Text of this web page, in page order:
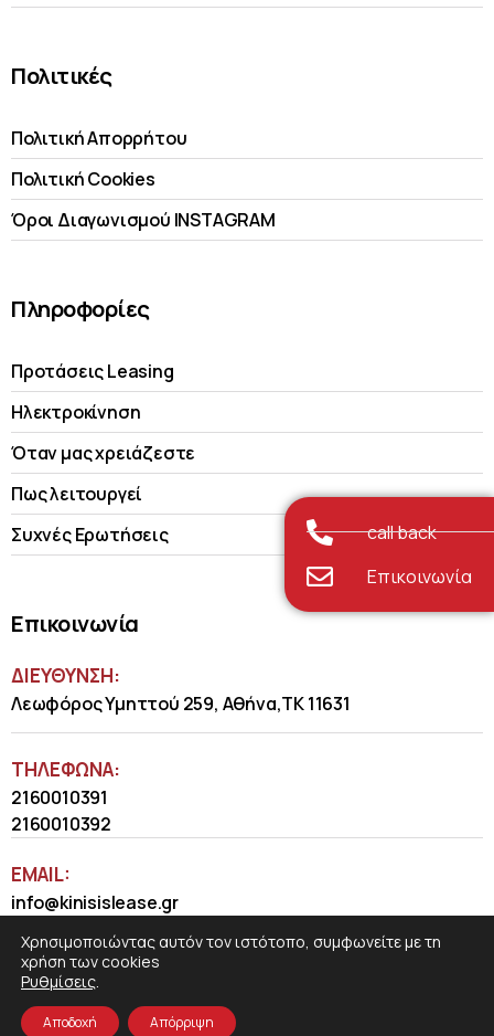
Πολιτικές
Πολιτική Απορρήτου
Πολιτική Cookies
Όροι Διαγωνισμού INSTAGRAM
Πληροφορίες
Προτάσεις Leasing
Ηλεκτροκίνηση
Όταν μας χρειάζεστε
Πως λειτουργεί
Συχνές Ερωτήσεις
Επικοινωνία
ΔΙΕΥΘΥΝΣΗ:
Λεωφόρος Υμηττού 259, Αθήνα,ΤΚ 11631
ΤΗΛΈΦΩΝΑ:
2160010391
2160010392
EMAIL:
info@kinisislease.gr
call back
Επικοινωνία
Χρησιμοποιώντας αυτόν τον ιστότοπο, συμφωνείτε με τη
χρήση των cookies
Ρυθμίσεις.
Αποδοχή Απόρριψη